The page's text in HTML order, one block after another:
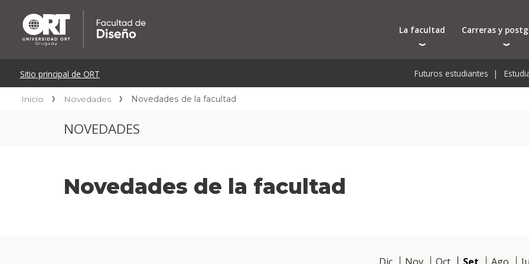
La facultad
Autoridades
Carreras y
Carreras
Tecnicaturas
Futuros estudiantes
Inicio Novedades Novedades de la facultad
NOVEDADES
Novedades de la facultad